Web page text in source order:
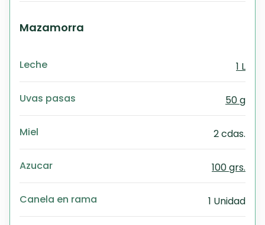
Mazamorra
Leche 1 L
Uvas pasas 50 g
Miel 2 cdas.
Azucar 100 grs.
Canela en rama 1 Unidad